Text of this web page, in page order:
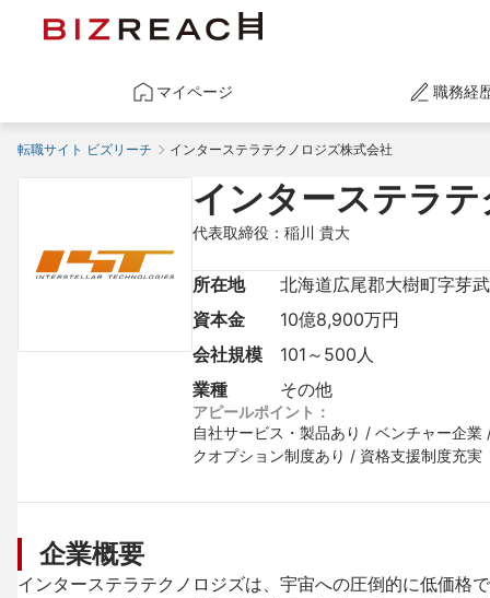
マイページ 職務経
転職サイト ビズリーチ インターステラテクノロジズ株式会社
インターステラ
代表取締役：稲川 貴大
所在地
北海道広尾郡大樹町字芽
資本金
10億8,900万円
会社規模
101～500人
業種
その他
アピールポイント：
自社サービス・製品あり / ベンチャー企
クオプション制度あり / 資格支援制度充実
企業概要
インターステラテクノロジズは、宇宙への圧倒的に低価格